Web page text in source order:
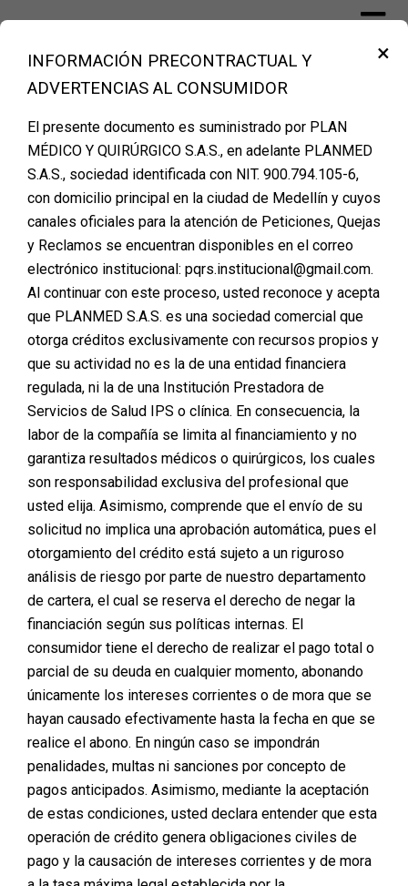
contentFinanciación Cirugía Plástica Medellín –
PLANMED
REGISTRA TUS DATOS Y
AGENDA TU CITA DE
VALORACIÓN
Posted onfebrero 2, 2024
Recibe toda la información sobre la cirugía que deseas,
métodos de pago y financiación
×
INFORMACIÓN PRECONTRACTUAL Y
ADVERTENCIAS AL CONSUMIDOR
El presente documento es suministrado por PLAN
MÉDICO Y QUIRÚRGICO S.A.S., en adelante PLANMED
S.A.S., sociedad identificada con NIT. 900.794.105-6,
con domicilio principal en la ciudad de Medellín y cuyos
canales oficiales para la atención de Peticiones, Quejas
y Reclamos se encuentran disponibles en el correo
electrónico institucional: pqrs.institucional@gmail.com.
Al continuar con este proceso, usted reconoce y acepta
que PLANMED S.A.S. es una sociedad comercial que
otorga créditos exclusivamente con recursos propios y
que su actividad no es la de una entidad financiera
regulada, ni la de una Institución Prestadora de
Servicios de Salud IPS o clínica. En consecuencia, la
labor de la compañía se limita al financiamiento y no
garantiza resultados médicos o quirúrgicos, los cuales
son responsabilidad exclusiva del profesional que
usted elija. Asimismo, comprende que el envío de su
solicitud no implica una aprobación automática, pues el
otorgamiento del crédito está sujeto a un riguroso
análisis de riesgo por parte de nuestro departamento
de cartera, el cual se reserva el derecho de negar la
financiación según sus políticas internas. El
consumidor tiene el derecho de realizar el pago total o
parcial de su deuda en cualquier momento, abonando
únicamente los intereses corrientes o de mora que se
hayan causado efectivamente hasta la fecha en que se
realice el abono. En ningún caso se impondrán
penalidades, multas ni sanciones por concepto de
pagos anticipados. Asimismo, mediante la aceptación
de estas condiciones, usted declara entender que esta
operación de crédito genera obligaciones civiles de
pago y la causación de intereses corrientes y de mora